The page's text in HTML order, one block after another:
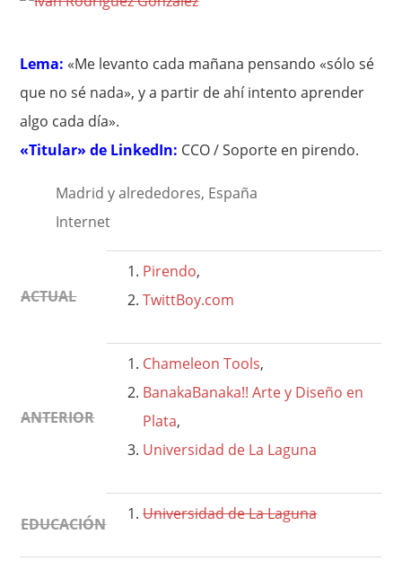
Lema: «Me levanto cada mañana pensando «sólo sé
que no sé nada», y a partir de ahí intento aprender
algo cada día».
«Titular» de LinkedIn: CCO / Soporte en pirendo.
Madrid y alrededores, España
Internet
ACTUAL
Pirendo,
TwittBoy.com
ANTERIOR
Chameleon Tools,
BanakaBanaka!! Arte y Diseño en
Plata,
Universidad de La Laguna
EDUCACIÓN
Universidad de La Laguna